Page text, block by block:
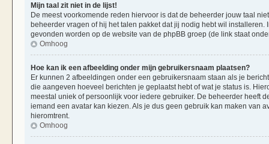
Mijn taal zit niet in de lijst!
De meest voorkomende reden hiervoor is dat de beheerder jouw taal
beheerder vragen of hij het talen pakket dat jij nodig hebt wil
gevonden worden op de website van de phpBB groep (de link staat
Omhoog
Hoe kan ik een afbeelding onder mijn gebruikersnaam plaatsen?
Er kunnen 2 afbeeldingen onder een gebruikersnaam staan als je
die aangeven hoeveel berichten je geplaatst hebt of wat je status is.
meestal uniek of persoonlijk voor iedere gebruiker. De beheerder heeft
iemand een avatar kan kiezen. Als je dus geen gebruik kan maken van
hieromtrent.
Omhoog